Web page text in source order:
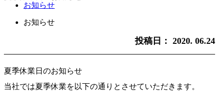
お知らせ
お知らせ
投稿日： 2020. 06.24
夏季休業日のお知らせ
当社では夏季休業を以下の通りとさせていただきます。